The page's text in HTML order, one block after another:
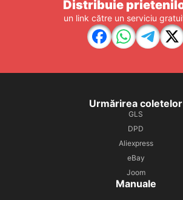
Distribuie
un link către un serviciu
Urmărirea coletelor
GLS
DPD
Aliexpress
eBay
Joom
Manuale